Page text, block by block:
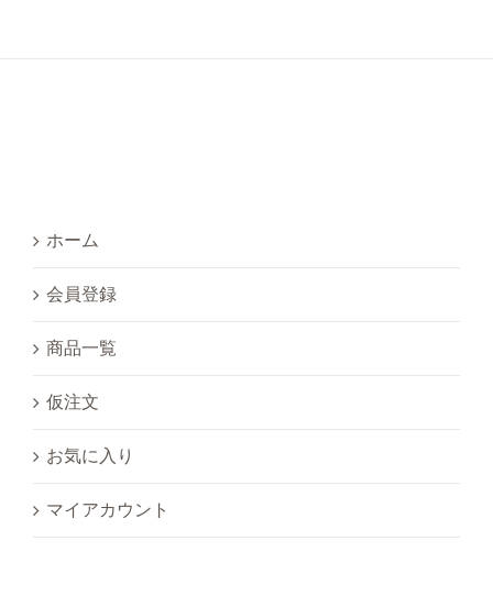
ホーム
会員登録
商品一覧
仮注文
お気に入り
マイアカウント